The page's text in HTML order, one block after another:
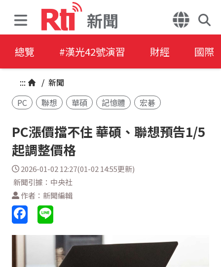
新聞
總覽 #漢光42號演習 財經 國際
::: / 新聞
PC
聯想 華碩 記憶體 宏碁
PC漲價擋不住 華碩、聯想預告1/5
起調整價格
2026-01-02 12:27(01-02 14:55更新)
新聞引據：中央社
作者：新聞編輯